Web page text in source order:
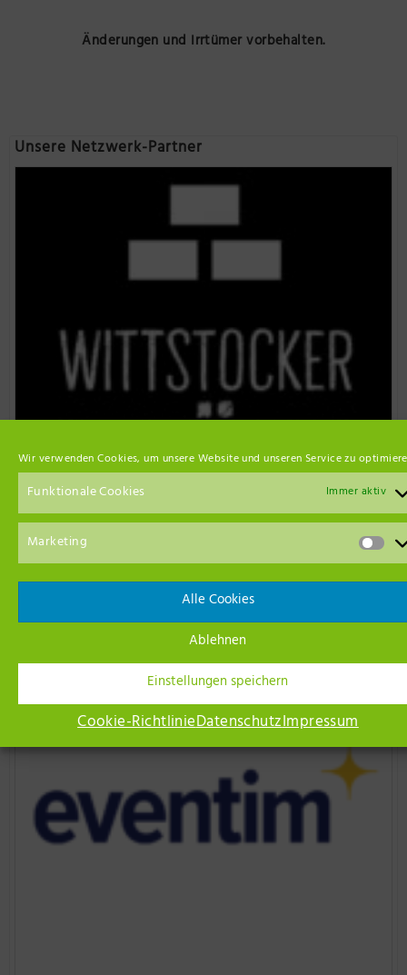
Wir verwenden Cookies, um unsere Website und unseren Service zu
Funktionale Cookies Immer aktiv
Marketing
Alle Cookies
Ablehnen
Einstellungen speichern
Cookie-RichtlinieDatenschutzImpressum
Änderungen und Irrtümer vorbehalten.
Unsere Netzwerk-Partner